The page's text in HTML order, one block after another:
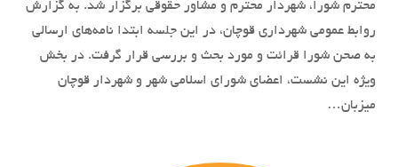
محترم شورا، شهردار محترم و مشاور حقوقی برگزار شد. به گزارش
روابط عمومی شهرداری قوچان، در این جلسه ابتدا نامه‌های ارسالی
به صحن شورا قرائت و مورد بحث و بررسی قرار گرفت. در بخش
ویژه این نشست، اعضای شورای اسلامی شهر و شهردار قوچان
میزبان…